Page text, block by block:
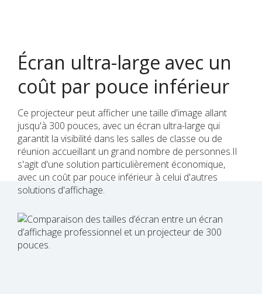
Écran ultra-large avec un
coût par pouce inférieur
Ce projecteur peut afficher une taille d'image allant
jusqu'à 300 pouces, avec un écran ultra-large qui
garantit la visibilité dans les salles de classe ou de
réunion accueillant un grand nombre de personnes.Il
s'agit d'une solution particulièrement économique,
avec un coût par pouce inférieur à celui d'autres
solutions d'affichage.